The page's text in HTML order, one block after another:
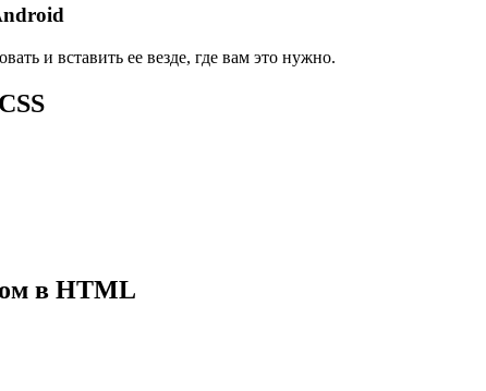
и вставить ее везде, где вам это нужно.
в HTML